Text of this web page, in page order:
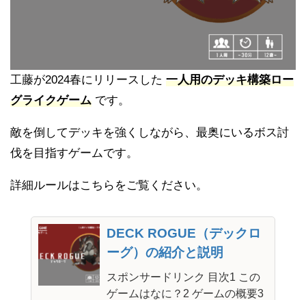
工藤が2024春にリリースした 一人用のデッキ構築ロー
グライクゲーム です。
敵を倒してデッキを強くしながら、最奥にいるボス討
伐を目指すゲームです。
詳細ルールはこちらをご覧ください。
DECK ROGUE（デックロ
ーグ）の紹介と説明
スポンサードリンク 目次1 この
ゲームはなに？2 ゲームの概要3